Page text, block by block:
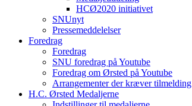
HCØ2020 initiativet
SNUnyt
Pressemeddelelser
Foredrag
Foredrag
SNU foredrag på Youtube
Foredrag om Ørsted på Youtube
Arrangementer der kræver tilmelding
H.C. Ørsted Medaljerne